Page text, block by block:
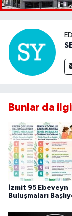
Bunlar da
İzmit 95 Ebeveyn
Buluşmaları